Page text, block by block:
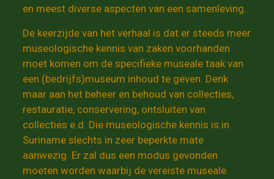
en meest diverse aspecten van een samenleving.
De keerzijde van het verhaal is dat er steeds meer
museologische kennis van zaken voorhanden
moet komen om de specifieke museale taak van
een (bedrijfs)museum inhoud te geven. Denk
maar aan het beheer en behoud van collecties,
restauratie, conservering, ontsluiten van
collecties e.d. Die museologische kennis is in
Suriname slechts in zeer beperkte mate
aanwezig. Er zal dus een modus gevonden
moeten worden waarbij de vereiste museale